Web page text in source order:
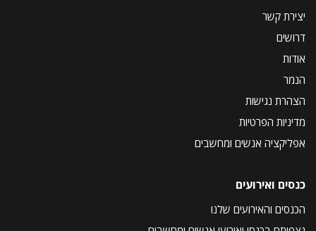
יצירת קשר
דרושים
אודות
הנמר
הצהרת נגישות
מדיניות הפרטיות
אפליקציה אנשים ומחשבים
כנסים ואירועים
הכנסים והאירועים שלנו